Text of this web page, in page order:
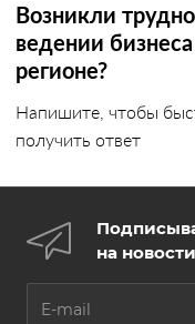
Возникли
ведении
регионе?
Напишите, чтобы
получить ответ
на